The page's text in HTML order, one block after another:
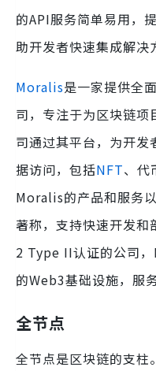
的API服务简单易用，
助开发者快速集成解决
Moralis是一家提供全
司，专注于为区块链项
司通过其平台，为开发
据访问，包括NFT、代
Moralis的产品和服务
著称，支持快速开发
2 Type II认证的公司
的Web3基础设施，服
全节点
全节点是区块链的支柱